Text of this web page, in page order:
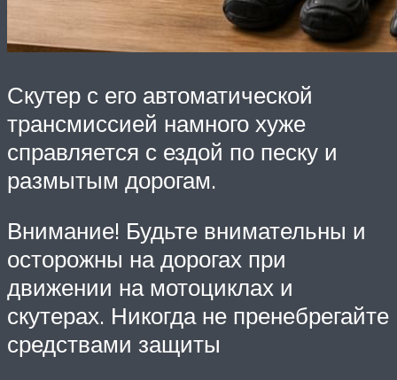
Скутер с его автоматической
трансмиссией намного хуже
справляется с ездой по песку и
размытым дорогам.
Внимание! Будьте внимательны и
осторожны на дорогах при
движении на мотоциклах и
скутерах. Никогда не пренебрегайте
средствами защиты